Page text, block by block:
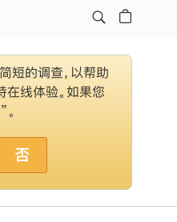
短的调查，以帮助
线体验。如果您
否